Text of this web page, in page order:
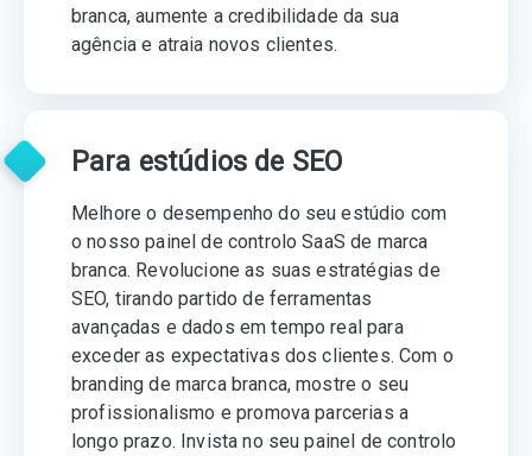
branca, aumente a credibilidade da sua
agência e atraia novos clientes.
Para estúdios de SEO
Melhore o desempenho do seu estúdio com
o nosso painel de controlo SaaS de marca
branca. Revolucione as suas estratégias de
SEO, tirando partido de ferramentas
avançadas e dados em tempo real para
exceder as expectativas dos clientes. Com o
branding de marca branca, mostre o seu
profissionalismo e promova parcerias a
longo prazo. Invista no seu painel de controlo